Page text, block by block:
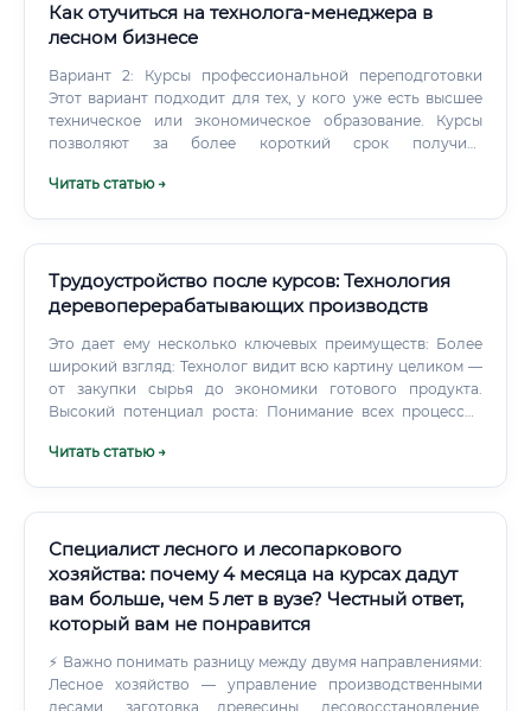
контроля арендаторов и организации мероприятий по
лесовосстановлению. Это публичная служба с высокой
эффектом.
Как отучиться на технолога-менеджера в
лесном бизнесе
Вариант 2: Курсы профессиональной переподготовки
Этот вариант подходит для тех, у кого уже есть высшее
техническое или экономическое образование. Курсы
позволяют за более короткий срок получить
менеджмента. С чего начать: Выбрать аккредитованный
Читать статью →
Трудоустройство после курсов: Технология
деревоперерабатывающих производств
Это дает ему несколько ключевых преимуществ: Более
широкий взгляд: Технолог видит всю картину целиком —
от закупки сырья до экономики готового продукта.
Высокий потенциал роста: Понимание всех процессов
должности (начальник производства, технический
Читать статью →
Специалист лесного и лесопаркового
хозяйства: почему 4 месяца на курсах дадут
вам больше, чем 5 лет в вузе? Честный ответ,
который вам не понравится
⚡ Важно понимать разницу между двумя направлениями:
Лесное хозяйство — управление производственными
лесами, заготовка древесины, лесовосстановление,